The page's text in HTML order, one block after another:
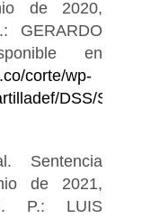
de 2020,
GERARDO
en
corte/wp-
DSS/
Sentencia
de 2021,
P.: LUIS